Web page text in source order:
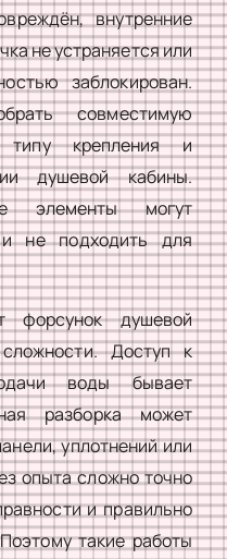
внутренние
не устраняется или
заблокирован.
совместимую
крепления и
душевой кабины.
элементы могут
не подходить для
форсунок душевой
Доступ к
воды бывает
разборка может
уплотнений или
опыта сложно точно
и правильно
такие работы